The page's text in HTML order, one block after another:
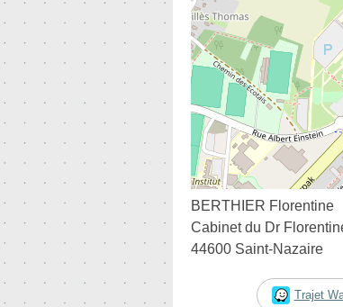
BERTHIER Florentine
Cabinet du Dr
44600 Saint-Nazaire
Trajet